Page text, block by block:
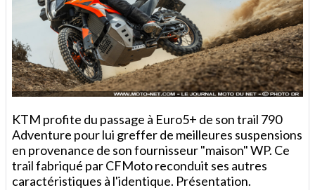
KTM profite du passage à Euro5+ de son trail 790
Adventure pour lui greffer de meilleures suspensions
en provenance de son fournisseur "maison" WP. Ce
trail fabriqué par CFMoto reconduit ses autres
caractéristiques à l'identique. Présentation.